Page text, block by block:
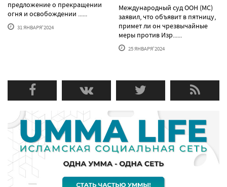
предложение о прекращении
огня и освобождении ......
31 ЯНВАРЯ'2024
Международный суд ООН (МС)
заявил, что объявит в пятницу,
примет ли он чрезвычайные
меры против Изр......
25 ЯНВАРЯ'2024